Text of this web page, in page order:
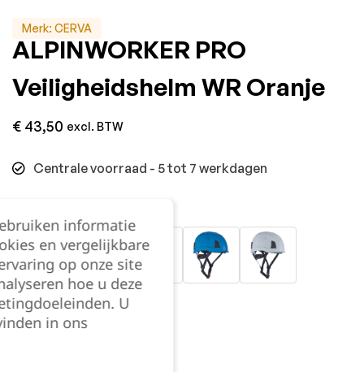
Merk: CERVA
ALPINWORKER PRO
Veiligheidshelm WR Oranje
€ 43,50 excl. BTW
Centrale voorraad - 5 tot 7 werkdagen
Kies je aantal:
informatie
en vergelijkbare
op onze site
hoe u deze
U
in ons